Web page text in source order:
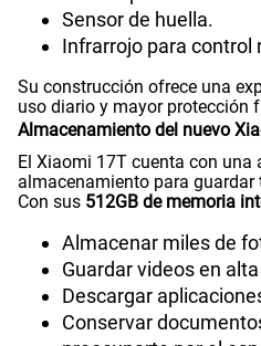
Sensor de huella.
Infrarrojo para control
Su construcción ofrece una
uso diario y mayor protección
Almacenamiento del nuevo
El Xiaomi 17T cuenta con
almacenamiento para guardar
Con sus 512GB de memoria
Almacenar miles de
Guardar videos en
Descargar
Conservar